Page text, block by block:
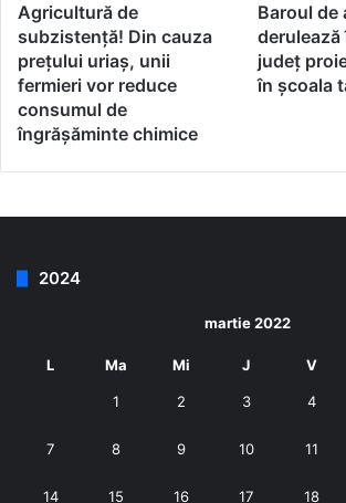
Agricultură de
subzistență! Din cauza
prețului uriaș, unii
fermieri vor reduce
consumul de
îngrășăminte chimice
Baroul de
derulează
județ
în școala
2024
martie 2022
L Ma Mi J V
1 2 3 4
7 8 9 10 11
14 15 16 17 18